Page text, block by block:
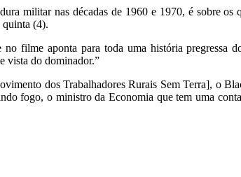
militar nas décadas de 1960 e 1970, é sobre
quinta (4).
filme aponta para toda uma história pregressa
vista do dominador.”
dos Trabalhadores Rurais Sem Terra], o
fogo, o ministro da Economia que tem uma